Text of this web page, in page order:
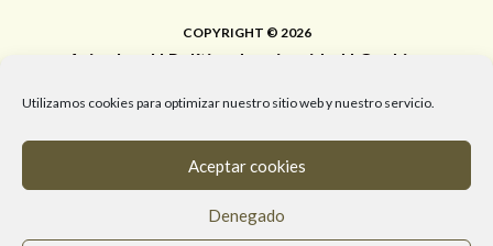
Utilizamos cookies para optimizar nuestro sitio web y nuestro servicio.
Aceptar cookies
Denegado
COPYRIGHT © 2026
Aviso legal| Política de privacidad | Cookies
T. 955 472 903 / M. 682 058 961 / #RedSevillaSinGluten